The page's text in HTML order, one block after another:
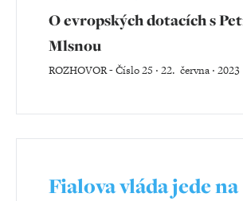
O evropských dotacích s
Mlsnou
ROZHOVOR-Číslo 25 ‧ 22. června ‧ 2023
Fialova vláda jede na